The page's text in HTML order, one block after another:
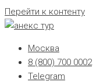
Перейти к контенту
Москва
8 (800) 700 0002
Telegram